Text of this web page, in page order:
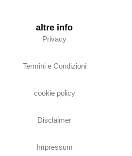
altre info
Privacy
Termini e Condizioni
cookie policy
Disclaimer
Impressum